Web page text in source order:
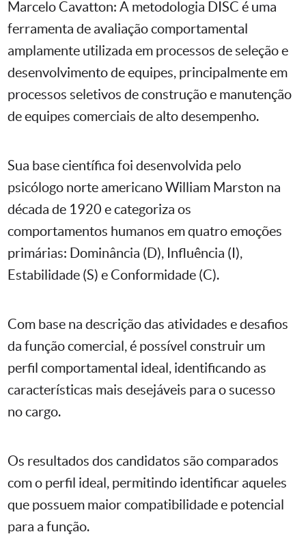
Marcelo Cavatton: A metodologia DISC é uma
ferramenta de avaliação comportamental
amplamente utilizada em processos de seleção e
desenvolvimento de equipes, principalmente em
processos seletivos de construção e manutenção
de equipes comerciais de alto desempenho.
Sua base científica foi desenvolvida pelo
psicólogo norte americano William Marston na
década de 1920 e categoriza os
comportamentos humanos em quatro emoções
primárias: Dominância (D), Influência (I),
Estabilidade (S) e Conformidade (C).
Com base na descrição das atividades e desafios
da função comercial, é possível construir um
perfil comportamental ideal, identificando as
características mais desejáveis para o sucesso
no cargo.
Os resultados dos candidatos são comparados
com o perfil ideal, permitindo identificar aqueles
que possuem maior compatibilidade e potencial
para a função.